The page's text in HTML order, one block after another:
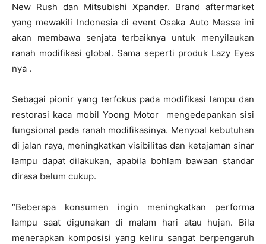
New Rush dan Mitsubishi Xpander. Brand aftermarket
yang mewakili Indonesia di event Osaka Auto Messe ini
akan membawa senjata terbaiknya untuk menyilaukan
ranah modifikasi global. Sama seperti produk Lazy Eyes
nya .
Sebagai pionir yang terfokus pada modifikasi lampu dan
restorasi kaca mobil Yoong Motor mengedepankan sisi
fungsional pada ranah modifikasinya. Menyoal kebutuhan
di jalan raya, meningkatkan visibilitas dan ketajaman sinar
lampu dapat dilakukan, apabila bohlam bawaan standar
dirasa belum cukup.
“Beberapa konsumen ingin meningkatkan performa
lampu saat digunakan di malam hari atau hujan. Bila
menerapkan komposisi yang keliru sangat berpengaruh